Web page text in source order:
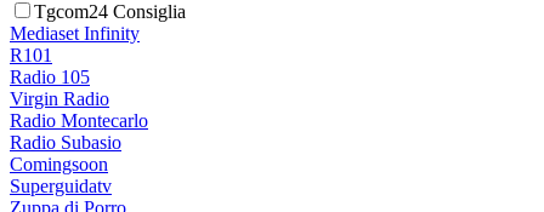
Tgcom24 Consiglia
Mediaset Infinity
R101
Radio 105
Virgin Radio
Radio Montecarlo
Radio Subasio
Comingsoon
Superguidatv